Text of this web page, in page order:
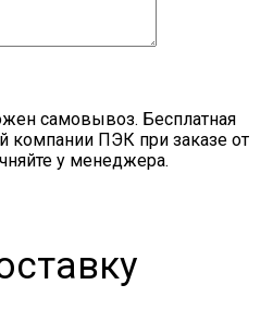
самовывоз. Бесплатная
компании ПЭК при заказе от
у менеджера.